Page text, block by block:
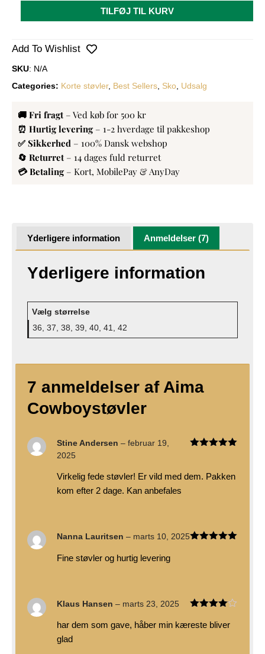
TILFØJ TIL KURV
Add To Wishlist
SKU: N/A
Categories: Korte støvler, Best Sellers, Sko, Udsalg
🚚 Fri fragt – Ved køb for 500 kr
⏰ Hurtig levering – 1-2 hverdage til pakkeshop
✅ Sikkerhed – 100% Dansk webshop
🔄 Returret – 14 dages fuld returret
💳 Betaling – Kort, MobilePay & AnyDay
Yderligere information Anmeldelser (7)
Yderligere information
Vælg størrelse
36, 37, 38, 39, 40, 41, 42
7 anmeldelser af Aima
Cowboystøvler
Stine Andersen – februar 19,
2025
Virkelig fede støvler! Er vild med dem. Pakken
kom efter 2 dage. Kan anbefales
Nanna Lauritsen – marts 10, 2025
Fine støvler og hurtig levering
4ud af
Klaus Hansen – marts 23, 2025
har dem som gave, håber min kæreste bliver
glad